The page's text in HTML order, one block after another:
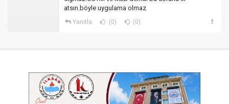
atsın.böyle uygulama olmaz
Yanıtla (0) (0)